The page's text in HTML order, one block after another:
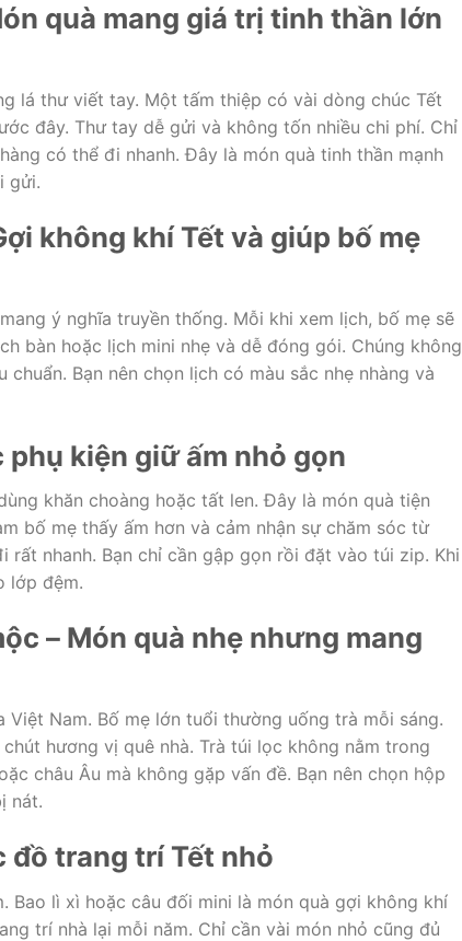
quà mang giá trị tinh thần lớn
lá thư viết tay. Một tấm thiệp có vài dòng chúc Tết
đây. Thư tay dễ gửi và không tốn nhiều chi phí. Chỉ
có thể đi nhanh. Đây là món quà tinh thần mạnh
gửi.
không khí Tết và giúp bố mẹ
ý nghĩa truyền thống. Mỗi khi xem lịch, bố mẹ sẽ
bàn hoặc lịch mini nhẹ và dễ đóng gói. Chúng không
Bạn nên chọn lịch có màu sắc nhẹ nhàng và
kiện giữ ấm nhỏ gọn
khăn choàng hoặc tất len. Đây là món quà tiện
bố mẹ thấy ấm hơn và cảm nhận sự chăm sóc từ
rất nhanh. Bạn chỉ cần gập gọn rồi đặt vào túi zip. Khi
lớp đệm.
– Món quà nhẹ nhưng mang
Nam. Bố mẹ lớn tuổi thường uống trà mỗi sáng.
hương vị quê nhà. Trà túi lọc không nằm trong
châu Âu mà không gặp vấn đề. Bạn nên chọn hộp
nát.
đồ trang trí Tết nhỏ
Bao lì xì hoặc câu đối mini là món quà gợi không khí
trí nhà lại mỗi năm. Chỉ cần vài món nhỏ cũng đủ